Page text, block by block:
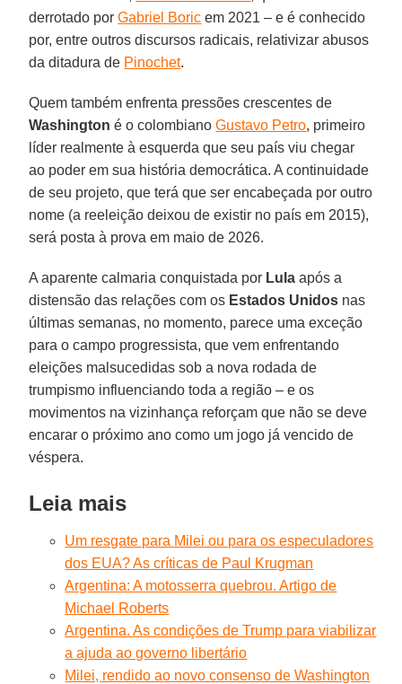
derrotado porGabriel Boric em 2021 – e é conhecido
por, entre outros discursos radicais, relativizar abusos
da ditadura de Pinochet.
Quem também enfrenta pressões crescentes de
Washington é o colombianoGustavo Petro, primeiro
líder realmente à esquerda que seu país viu chegar
ao poder em sua história democrática. A continuidade
de seu projeto, que terá que ser encabeçada por outro
nome (a reeleição deixou de existir no país em 2015),
será posta à prova em maio de 2026.
A aparente calmaria conquistada por Lula após a
distensão das relações com os Estados Unidos nas
últimas semanas, no momento, parece uma exceção
para o campo progressista, que vem enfrentando
eleições malsucedidas sob a nova rodada de
trumpismo influenciando toda a região – e os
movimentos na vizinhança reforçam que não se deve
encarar o próximo ano como um jogo já vencido de
véspera.
Leia mais
Um resgate para Milei ou para os especuladores
dos EUA? As críticas de Paul Krugman
Argentina: A motosserra quebrou. Artigo de
Michael Roberts
Argentina. As condições de Trump para viabilizar
a ajuda ao governo libertário
Milei, rendido ao novo consenso de Washington